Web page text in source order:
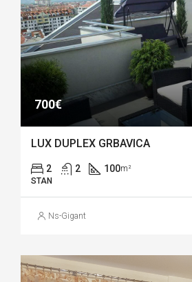
700€
LUX DUPLEX GRBAVICA
2 2 100m²
STAN
Ns-Gigant